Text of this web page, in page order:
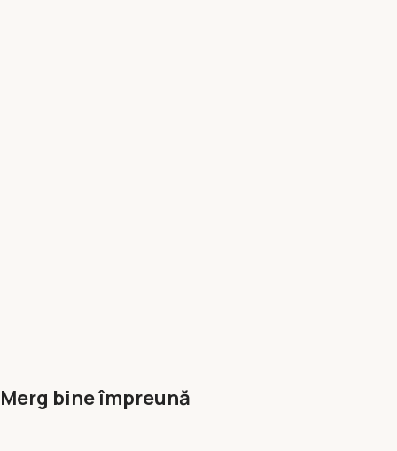
Merg bine împreună